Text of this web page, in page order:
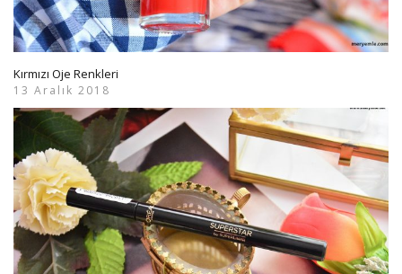
Kırmızı Oje Renkleri
13 Aralık 2018